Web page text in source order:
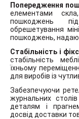
Попередження
елементами
пошкоджень
обрешетування
пошкоджень,
Стабільність і
стабільність
їхньому
для виробів із
Забезпечуючи
журнальних
деталям і
досвід доставки